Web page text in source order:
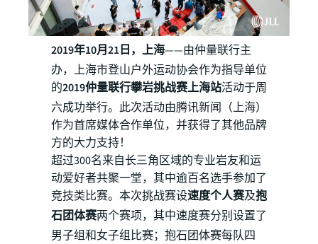
2019年10月21日， 上海——由仲量联行主
办，上海市登山户外运动协会作为指导单位
的2019仲量联行攀岩挑战赛上海站活动于周
六成功举行。此次活动由腾讯新闻（上海）
作为首席媒体合作单位，并获得了其他品牌
方的大力支持！
超过300名来自长三角区域的专业岩友和运
动爱好者共聚一堂，其中逾百名选手参加了
竞技类比赛。本次挑战赛设速度个人赛及抱
石团体赛两个赛项，其中速度赛分别设置了
男子组和女子组比赛；抱石团体赛每队四